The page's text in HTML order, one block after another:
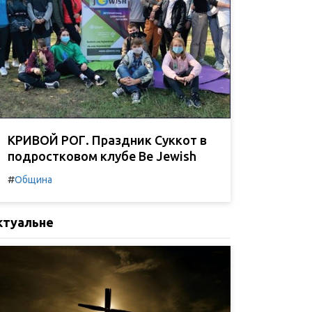
КРИВОЙ РОГ. Праздник Суккот в
подростковом клубе Be Jewish
#Община